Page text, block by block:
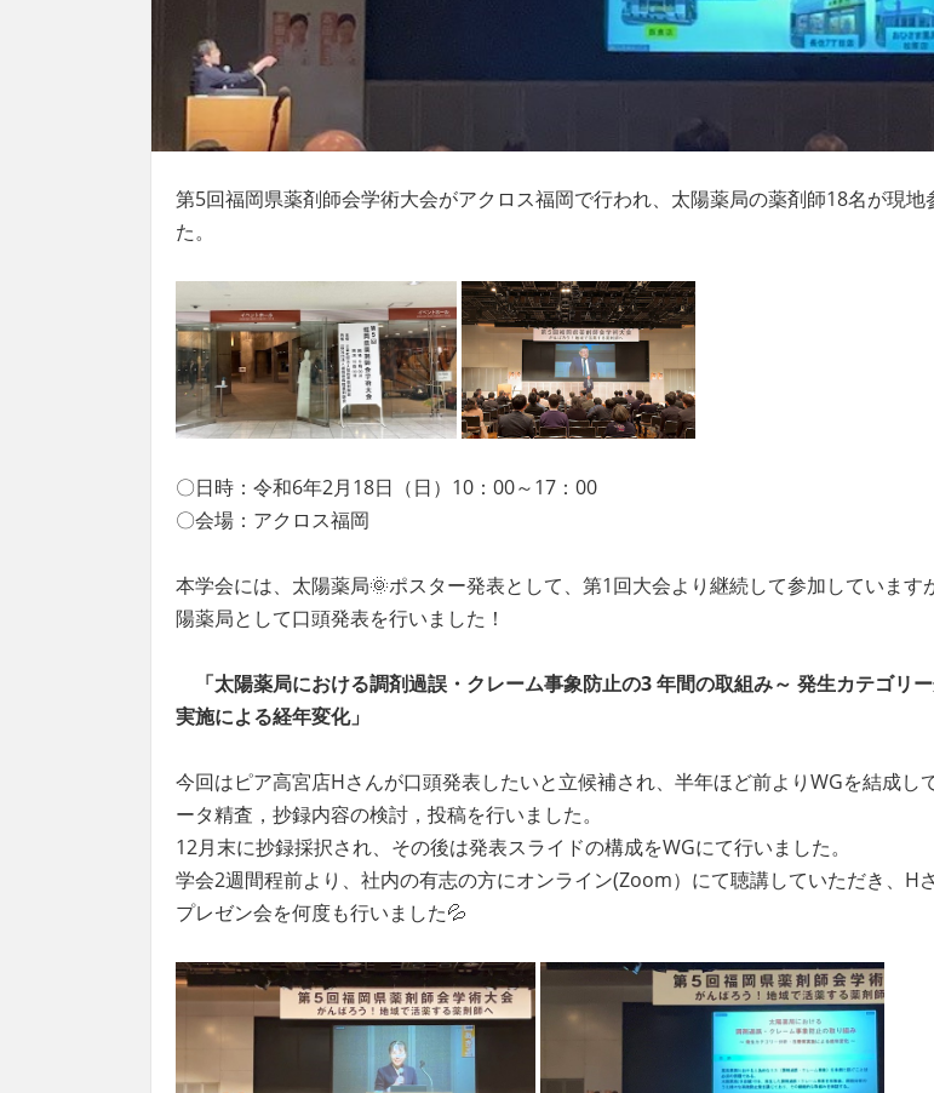
第5回福岡県薬剤師会学術大会がアクロス福岡で行われ、太陽薬局の薬剤師18名が現地
た。
〇日時：令和6年2月18日（日）10：00～17：00
〇会場：アクロス福岡
本学会には、太陽薬局🌞ポスター発表として、第1回大会より継続して参加しています
陽薬局として口頭発表を行いました！
「太陽薬局における調剤過誤・クレーム事象防止の3 年間の取組み～ 発生カテゴリ
実施による経年変化」
今回はピア高宮店Hさんが口頭発表したいと立候補され、半年ほど前よりWGを結成し
ータ精査，抄録内容の検討，投稿を行いました。
12月末に抄録採択され、その後は発表スライドの構成をWGにて行いました。
学会2週間程前より、社内の有志の方にオンライン(Zoom）にて聴講していただき、H
プレゼン会を何度も行いました💦